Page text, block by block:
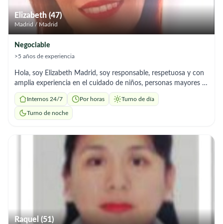
Elizabeth (47)
Madrid / Madrid
Negociable
>5 años de experiencia
Hola, soy Elizabeth Madrid, soy responsable, respetuosa y con
amplia experiencia en el cuidado de niños, personas mayores y
limpieza del hogar, ya que en mi pais me dedique por muchos
años a los cuidados de niños adicional tengo 2 hijos que al uno
ser madre vive estas experiencias de manera distinta lo que me
y comprometido, garantizando el bienestar y la seguridad de
las personas a mi cuidado, soy organizada, puntual y con
vocación de servicio. Estoy ofreciendo mis servicios en:
Cuidado de niños (acompañamiento, alimentación, apoyo en
(acompañamiento, apoyo en actividades diarias, supervisión,)
Limpieza general del hogar (orden, aseo profundo,
mantenimiento) en empresas o casas de familia Estoy
disponible en cualquier horario que me necesiten estoy a
Internos 24/7 Por horas Turno de día
Turno de noche
Raquel (51)